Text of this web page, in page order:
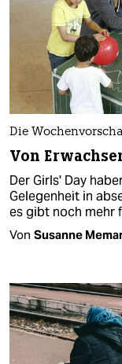
Die
Von
Der Girls' Day
Gelegenheit in
es gibt noch mehr
Von Susanne